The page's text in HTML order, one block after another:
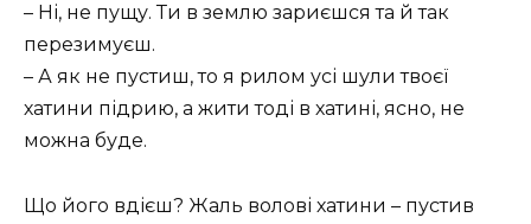
– Ні, не пущу. Ти в землю зариєшся та й так
перезимуєш.
– А як не пустиш, то я рилом усі шули твоєї
хатини підрию, а жити тоді в хатині, ясно, не
можна буде.
Що його вдієш? Жаль волові хатини – пустив